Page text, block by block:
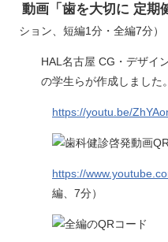
動画「歯を大切に 定期
ション、短編1分・全編7分）​
HAL名古屋 CG・デザイ
の学生らが作成しました。
https://youtu.be/
https://
編、7分）